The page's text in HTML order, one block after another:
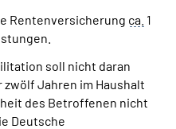
Rentenversicherung ca. 1
soll nicht daran
Jahren im Haushalt
des Betroffenen nicht
Deutsche